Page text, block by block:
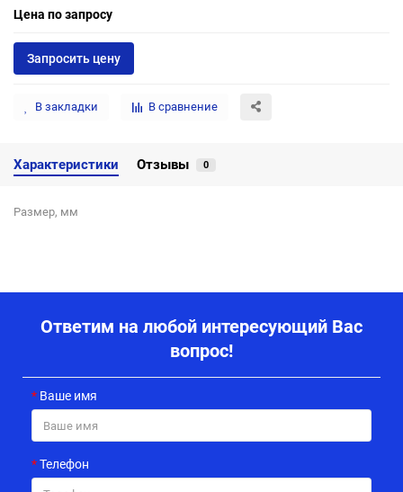
Цена по запросу
Запросить цену
В закладки В сравнение
Характеристики Отзывы 0
Размер, мм
Ответим на любой интересующий Вас
вопрос!
Ваше имя
Телефон